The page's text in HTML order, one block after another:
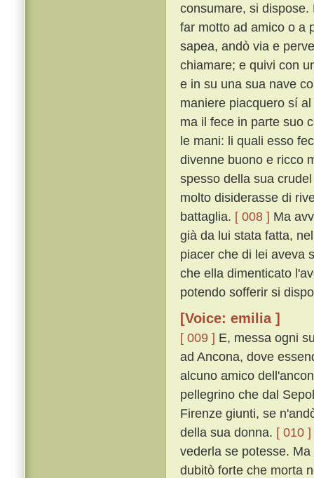
consumare, si
far motto ad amico o a
sapea, andò via e
chiamare; e quivi con
e in su una sua nave
maniere piacquero sí
ma il fece in parte suo
le mani: li quali esso
divenne buono e ricco
spesso della sua
molto disiderasse di
battaglia. [ 008 ] Ma
già da lui stata fatta,
piacer che di lei aveva
che ella dimenticato
potendo sofferir si
[Voice: emilia ]
[ 009 ] E, messa ogni
ad Ancona, dove
alcuno amico
pellegrino che dal
Firenze giunti, se
della sua donna. [ 010 ]
vederla se potesse.
dubitò forte che morta